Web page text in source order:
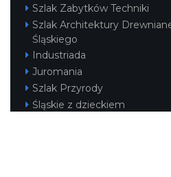
Szlak Zabytków Techniki
Szlak Architektury
Śląskiego
Industriada
Juromania
Szlak Przyrody
Śląskie z dzieckiem